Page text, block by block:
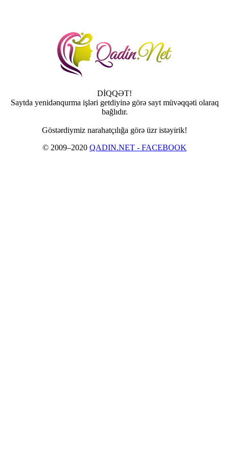
DİQQƏT!
Saytda yenidənqurma işləri getdiyinə görə sayt müvəqqəti olaraq
bağlıdır.
Göstərdiymiz narahatçılığa görə üzr istəyirik!
© 2009–2020 QADIN.NET - FACEBOOK